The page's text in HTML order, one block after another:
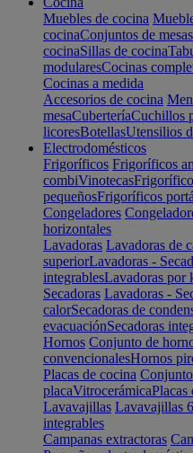
Muebles de cocina
cocinaConjuntos de
cocinaSillas de cocina
modularesCocinas
Cocinas a medida
Accesorios de cocina
mesaCuberteríaCuchillos
licoresBotellasUtensilios
Electrodomésticos
Frigoríficos Frigoríficos
combiVinotecas
pequeñosFrigoríficos
Congeladores
horizontales
Lavadoras Lavadoras de
superiorLavadoras -
integrablesLavadoras por
Secadoras Lavadoras -
calorSecadoras de
evacuaciónSecadoras
Hornos Conjunto de
convencionalesHornos
Placas de cocina
placaVitrocerámicaPlacas
Lavavajillas Lavavajillas
integrables
Campanas extractoras